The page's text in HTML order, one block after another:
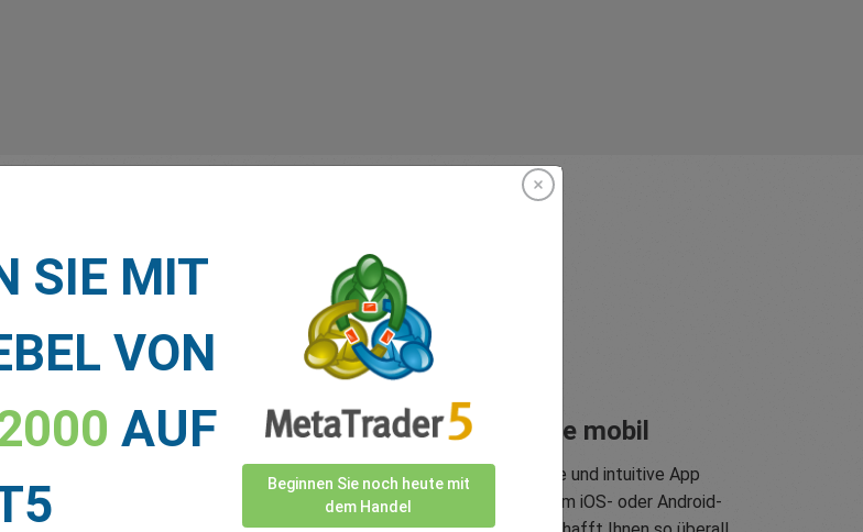
Trustpilot-Bewertung
2001 ist easyMarkets bestrebt, ein
an Kundenbetreuung zu bieten, mit
Handeln Sie mobil
easyMarkets innovative und intuitive App
ermöglicht Ihnen, auf jedem iOS- oder Android-
SIE MIT
VON
AUF
Beginnen Sie noch heute mit
dem Handel